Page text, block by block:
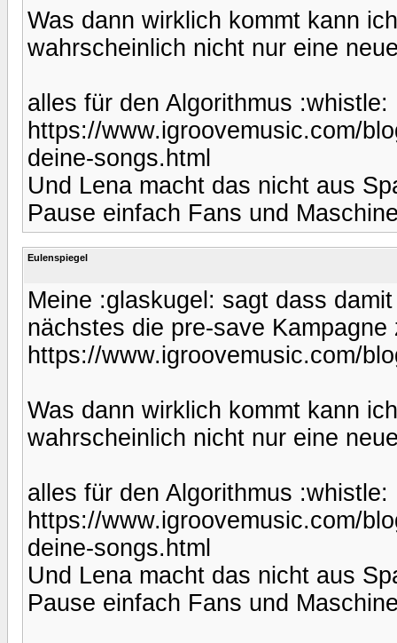
Was dann wirklich kommt kann
wahrscheinlich nicht nur eine
alles für den Algorithmus :whistle:
https://www.igroovemusic.com/
deine-songs.html
Und Lena macht das nicht aus
Pause einfach Fans und
Eulenspiegel
Meine :glaskugel: sagt dass
nächstes die pre-save Kampagne
https://www.igroovemusic.com/
Was dann wirklich kommt kann
wahrscheinlich nicht nur eine
alles für den Algorithmus :whistle:
https://www.igroovemusic.com/
deine-songs.html
Und Lena macht das nicht aus
Pause einfach Fans und